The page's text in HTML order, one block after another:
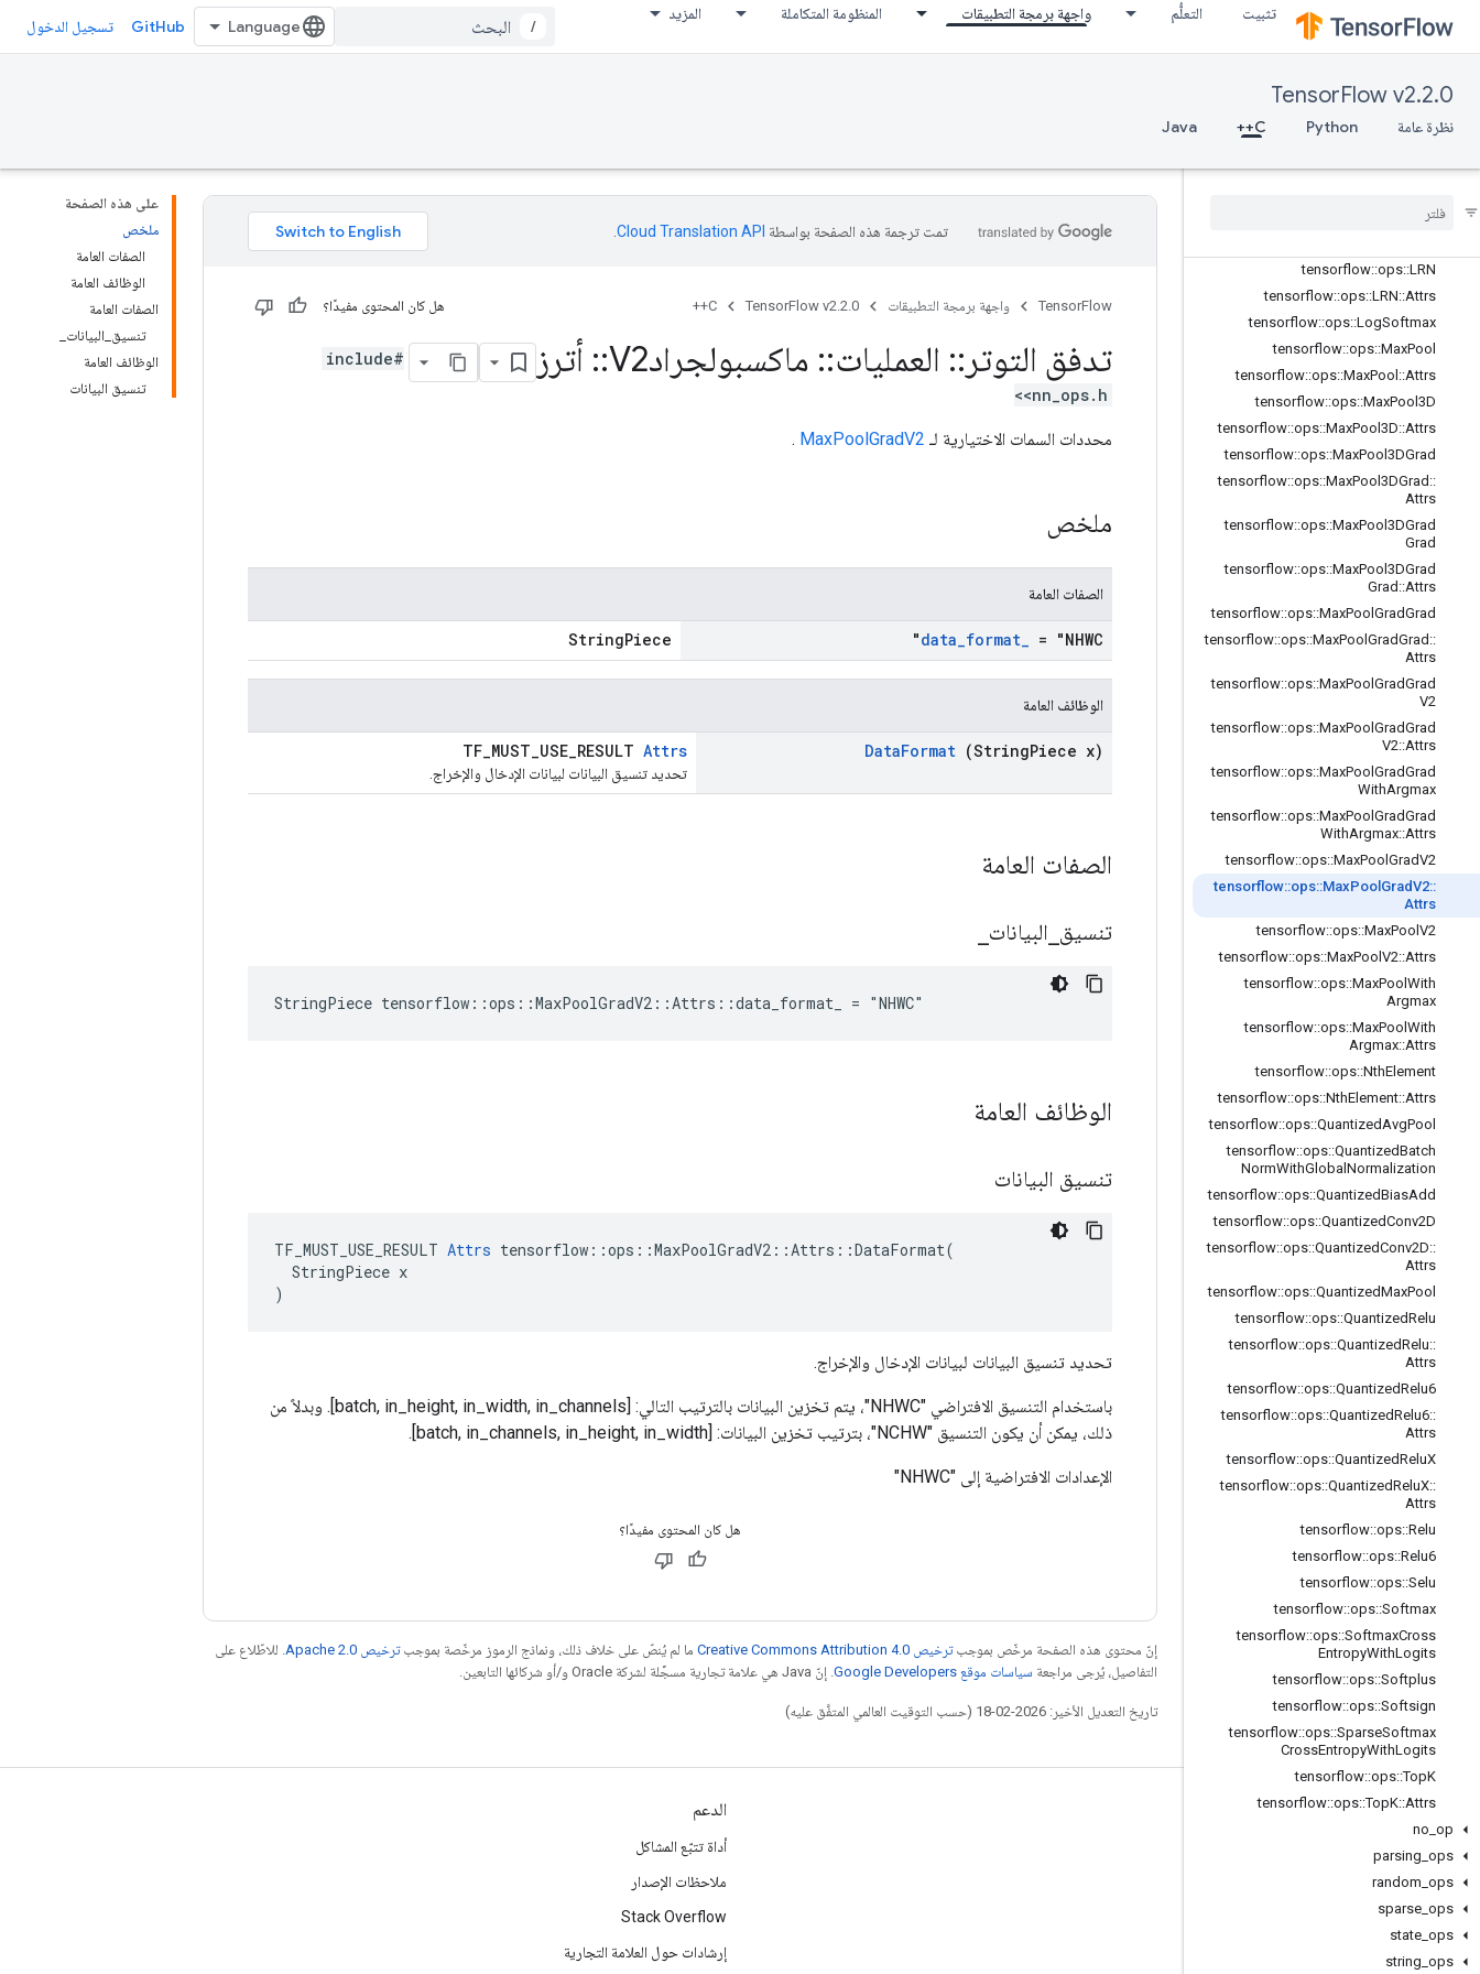
تثبيت التعلُّم واجهة برمجة التطبيقات المنظومة المتكاملة المزيد
/
GitHub تسجيل الدخول
TensorFlow v2.2.0
نظرة عامة Python
C++
Java
tensorflow::ops::FusedBatchNormV
3::Attrs
tensorflow::ops::FusedResizeAndPa
dConv2D
KV2
tensorflow::ops::LRN
tensorflow::ops::LRN::Attrs
tensorflow::ops::LogSoftmax
tensorflow::ops::MaxPool
tensorflow::ops::MaxPool ::Attrs
tensorflow::ops::MaxPool3D
tensorflow::ops::MaxPool3D::Attrs
tensorflow::ops::MaxPool3DGrad
tensorflow::ops::MaxPool3DGrad ::
Attrs
tensorflow::ops::MaxPool3DGrad
Grad
tensorflow::ops::MaxPool3DGrad
Grad ::Attrs
tensorflow::ops::MaxPool GradGrad
tensorflow::ops::MaxPool GradGrad ::
Attrs
tensorflow::ops::MaxPool GradGrad
V2
tensorflow::ops::MaxPool GradGrad
V2::Attrs
tensorflow::ops::MaxPool GradGrad
WithArgmax
tensorflow::ops::MaxPool GradGrad
WithArgmax::Attrs
tensorflow::ops::MaxPool GradV2
tensorflow::ops::MaxPool GradV2::
Attrs
tensorflow::ops::MaxPool V2
tensorflow::ops::MaxPool V2::Attrs
tensorflow::ops::MaxPool With
Argmax
tensorflow::ops::MaxPool With
Argmax::Attrs
tensorflow::ops::NthElement
tensorflow::ops::NthElement::Attrs
tensorflow::ops::QuantizedAvgPool
tensorflow::ops::QuantizedBatch
NormWithGlobal Normalization
tensorflow::ops::QuantizedBiasAdd
tensorflow::ops::QuantizedConv2D
tensorflow::ops::QuantizedConv2D::
Attrs
tensorflow::ops::QuantizedMaxPool
tensorflow::ops::QuantizedRelu
tensorflow::ops::QuantizedRelu::
Attrs
tensorflow::ops::QuantizedRelu6
tensorflow::ops::QuantizedRelu6::
Attrs
tensorflow::ops::QuantizedReluX
tensorflow::ops::QuantizedReluX::
Attrs
tensorflow::ops::Relu
tensorflow::ops::Relu6
tensorflow::ops::Selu
tensorflow::ops::Softmax
tensorflow::ops::SoftmaxCross
EntropyWithLogits
tensorflow::ops::Softplus
tensorflow::ops::Softsign
tensorflow::ops::SparseSoftmax
CrossEntropyWithLogits
tensorflow::ops::TopK
tensorflow::ops::TopK::Attrs
no op
parsing ops
random ops
sparse ops
state ops
string ops
على هذه الصفحة
ملخص
الصفات العامة
الوظائف العامة
الصفات العامة
تنسيق_البيانات_
الوظائف العامة
تنسيق البيانات
تمت ترجمة هذه الصفحة بواسطة Cloud Translation API‏
TensorFlow واجهة برمجة التطبيقات TensorFlow v2.2.0
C++ هل كان المحتوى مفيدًا؟
تدفق التوتر :: العمليات:: ماكسبولجرادV2 :: أترز
#include
<nn_ops.h>
محددات السمات الاختيارية لـ MaxPoolGradV2
.
ملخص
الصفات العامة
data_format_ = "NHWC"
StringPiece
الوظائف العامة
DataFormat (StringPiece x)
TF_MUST_USE_RESULT Attrs
تحديد تنسيق البيانات لبيانات الإدخال والإخراج.
الصفات العامة
تنسيق البيانات
StringPiece tensorflow::ops::MaxPoolGradV2::Attrs::data_format_ = "NHWC"
الوظائف العامة
تنسيق البيانات
TF_MUST_USE_RESULT Attrs tensorflow::ops::MaxPoolGradV2::Attrs::DataFormat(
  StringPiece x
)
تحديد تنسيق البيانات لبيانات الإدخال والإخراج.
باستخدام التنسيق الافتراضي "NHWC"، يتم تخزين البيانات بالترتيب التالي: [batch, in_height, in_width, in_channels]. وبدلاً من
ذلك، يمكن أن يكون التنسيق "NCHW"، بترتيب تخزين البيانات: [batch, in_channels, in_height, in_width].
الإعدادات الافتراضية إلى "NHWC"
هل كان المحتوى مفيدًا؟
إنّ محتوى هذه الصفحة مرخّص بموجبترخيص Creative Commons Attribution 4.0‏ ما لم يُنصّ على خلاف ذلك، ونماذج الرموز مرخّصة بموجبترخيص Apache 2.0‏
. للاطّلاع على
التفاصيل، يُرجى مراجعة سياسات موقع Google Developers‏ . إنّ Java هي علامة تجارية مسجَّلة لشركة Oracle و/أو شركائها التابعين.
تاريخ التعديل الأخير: 2026-02-18 (حسب التوقيت العالمي المتفَّق عليه)
التواصل الاجتماعي
المنتدى
GitHub
الدعم
أداة تتبّع المشاكل
ملاحظات الإصدار
Stack Overflow
إرشادات حول العلامة التجارية